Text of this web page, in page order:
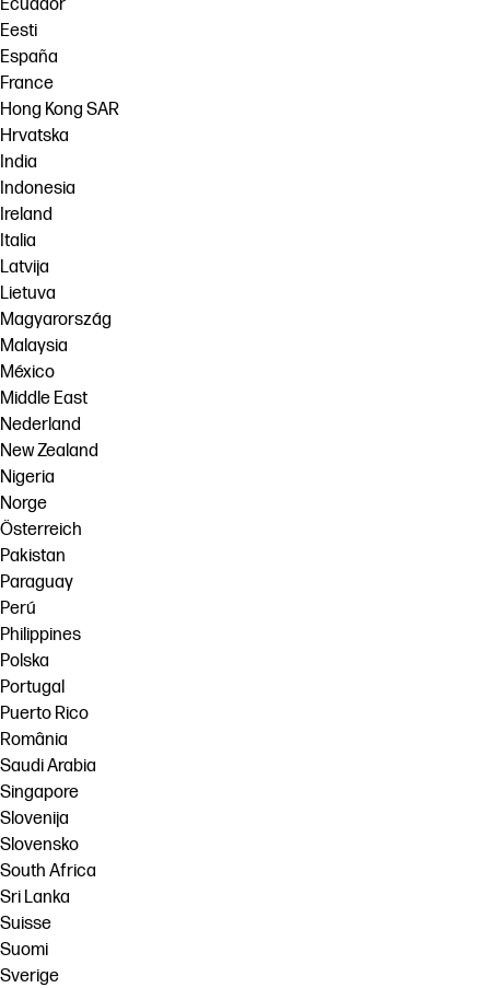
Ecuador
Eesti
España
France
Hong Kong SAR
Hrvatska
India
Indonesia
Ireland
Italia
Latvija
Lietuva
Magyarország
Malaysia
México
Middle East
Nederland
New Zealand
Nigeria
Norge
Österreich
Pakistan
Paraguay
Perú
Philippines
Polska
Portugal
Puerto Rico
România
Saudi Arabia
Singapore
Slovenija
Slovensko
South Africa
Sri Lanka
Suisse
Suomi
Sverige